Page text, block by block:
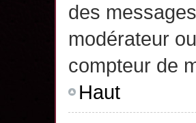
des
modérateur
compteur de
Haut